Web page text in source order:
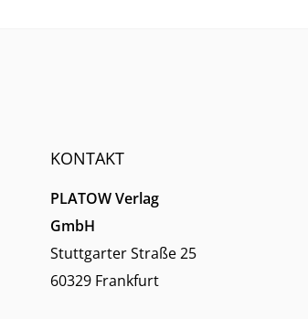
KONTAKT
PLATOW Verlag
GmbH
Stuttgarter Straße 25
60329 Frankfurt